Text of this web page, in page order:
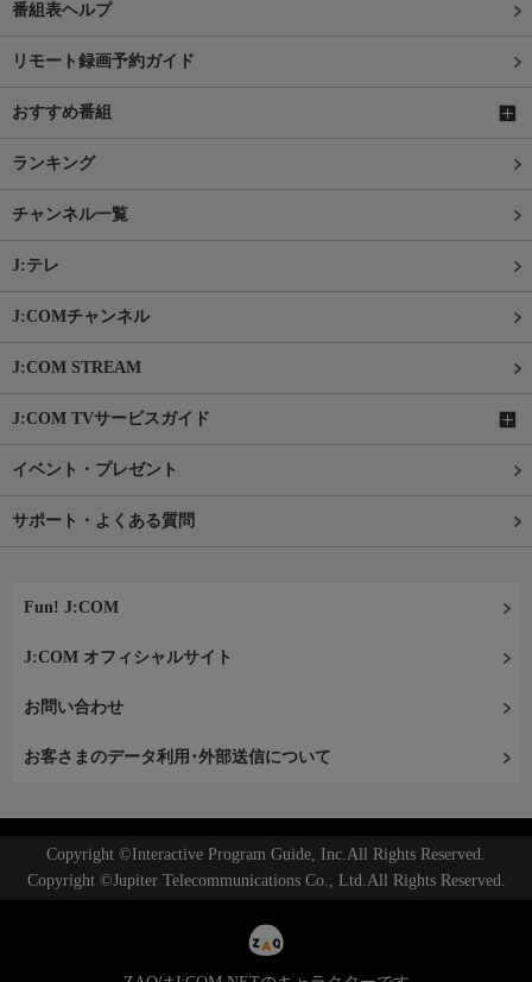
番組表ヘルプ
リモート録画予約ガイド
おすすめ番組
ランキング
チャンネル一覧
J:テレ
J:COMチャンネル
J:COM STREAM
J:COM TVサービスガイド
イベント・プレゼント
サポート・よくある質問
Fun! J:COM
J:COM オフィシャルサイト
お問い合わせ
お客さまのデータ利用･外部送信について
Copyright ©Interactive Program Guide, Inc.All Rights Reserved.
Copyright ©Jupiter Telecommunications Co., Ltd.All Rights Reserved.